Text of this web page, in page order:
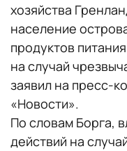
хозяйства
население
продуктов
на случай
заявил на пресс-
«Новости».
По словам Борга,
действий на